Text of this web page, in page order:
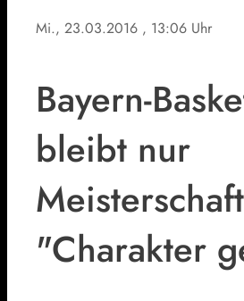
Mi., 23.03.2016 , 13:06 Uhr
Bayern-
bleibt nur
"Charakter